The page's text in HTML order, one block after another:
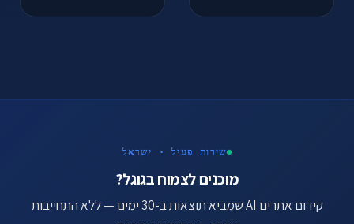
שירות פעיל · ישראל
מוכנים לצמוח בגוגל?
קידום אתרים AI שמביא תוצאות ב-30 ימים — ללא התחייבות